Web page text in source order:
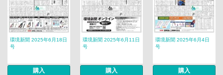
環境新聞 2025年6月18日
号
購入
環境新聞 2025年6月11日
号
購入
環境新聞 2025年6月4日
号
購入